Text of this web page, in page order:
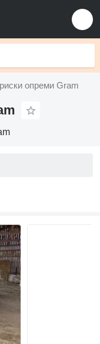
опреми Gram